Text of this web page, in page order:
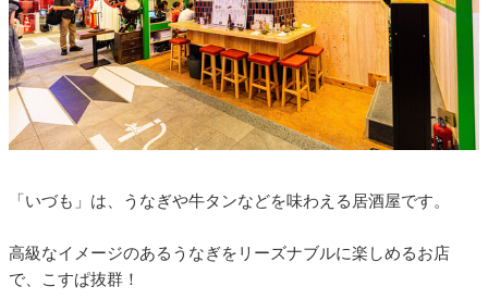
「いづも」は、うなぎや牛タンなどを味わえる居酒屋です。
高級なイメージのあるうなぎをリーズナブルに楽しめるお店
で、こすぱ抜群！